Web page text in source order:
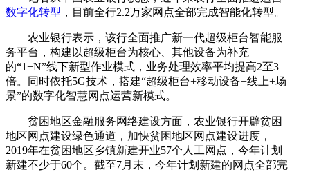
数字化转型 ，目前全行2.2万家网点全部完成智能化转型。
农业银行表示，该行全面推广新一代超级柜台智能服
务平台，构建以超级柜台为核心、其他设备为补充
的“1+N”线下新型作业模式，业务处理效率平均提高2至3
倍。同时依托5G技术，搭建“超级柜台+移动设备+线上+场
景”的数字化智慧网点运营新模式。
贫困地区金融服务网络建设方面，农业银行开辟贫困
地区网点建设绿色通道，加快贫困地区网点建设进度，
2019年在贫困地区乡镇新建开业57个人工网点，今年计划
新建不少于60个。截至7月末，今年计划新建的网点全部完